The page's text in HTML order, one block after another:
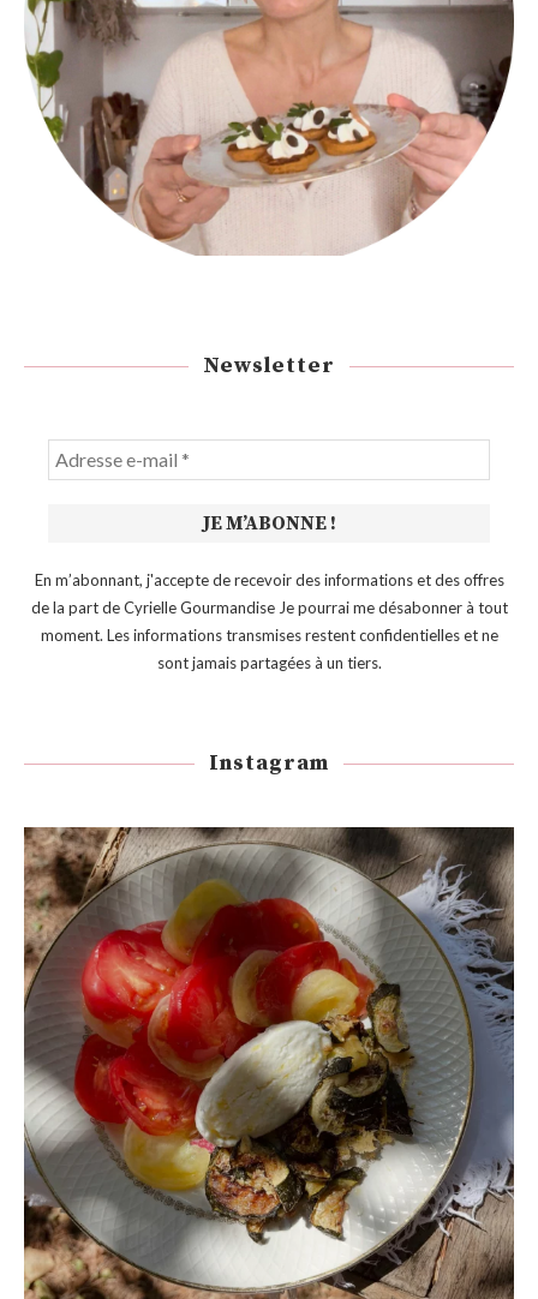
Newsletter
En m’abonnant, j'accepte de recevoir des informations et des offres
de la part de Cyrielle Gourmandise Je pourrai me désabonner à tout
moment. Les informations transmises restent confidentielles et ne
sont jamais partagées à un tiers.
Instagram